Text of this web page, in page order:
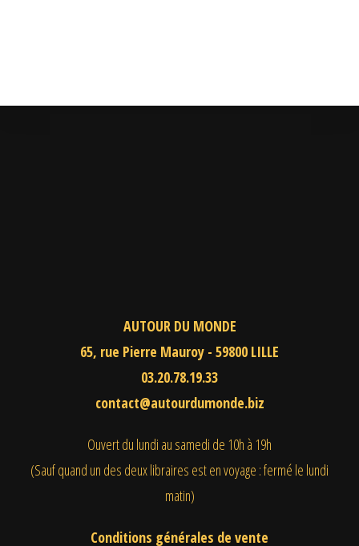
AUTOUR DU MONDE
65, rue Pierre Mauroy - 59800 LILLE
03.20.78.19.33
contact@autourdumonde.biz
Ouvert du lundi au samedi de 10h à 19h
(Sauf quand un des deux libraires est en voyage : fermé le lundi
matin)
Conditions générales de vente